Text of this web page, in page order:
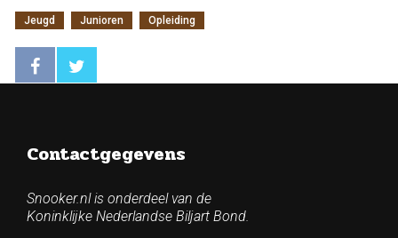
Jeugd Junioren Opleiding
Contactgegevens
Snooker.nl is onderdeel van de
Koninklijke Nederlandse Biljart Bond.